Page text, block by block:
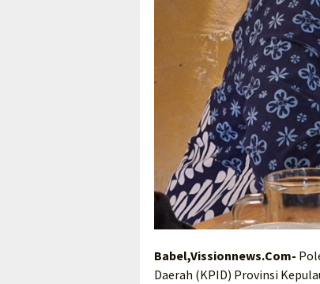
Babel,Vissionnews.Com-
Daerah (KPID) Provinsi